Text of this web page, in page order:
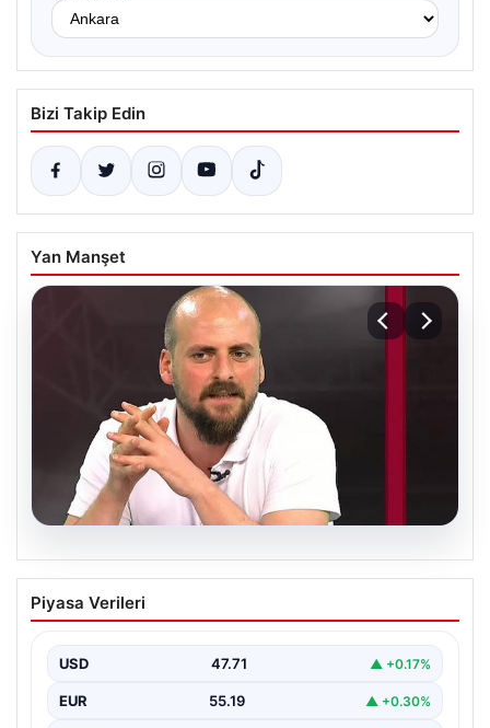
Bizi Takip Edin
Yan Manşet
06.08.2026
Transfer krizi soruşturmaya dönüştü!
Burhan Can Terzi için harekete geçildi
Piyasa Verileri
USD 47.71 ▲ +0.17%
EUR 55.19 ▲ +0.30%